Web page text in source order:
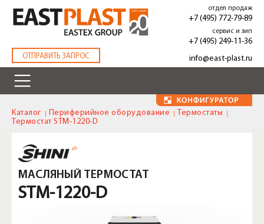
основному
содержанию
ОТПРАВИТЬ ЗАПРОС
отдел продаж
+7 (495) 772-79-89
сервис и зип
+7 (495) 249-11-36
info@east-plast.ru
Каталог Периферийное оборудование
Термостаты
Термостат STM-1220-D
МАСЛЯНЫЙ ТЕРМОСТАТ
STM-1220-D